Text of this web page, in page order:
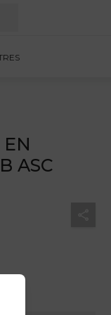
EN
ASC